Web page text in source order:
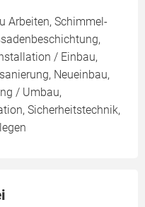
Arbeiten, Schimmel-
/ Einbau,
Neueinbau,
/ Umbau,
Sicherheitstechnik,